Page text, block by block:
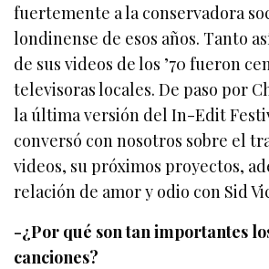
fuertemente a la conservadora
londinense de esos años. Tanto
de sus videos de los ’70 fueron
televisoras locales. De paso por
la última versión del In-Edit
conversó con nosotros sobre el
videos, su próximos proyectos,
relación de amor y odio con Sid
-¿Por qué son tan importantes
canciones?